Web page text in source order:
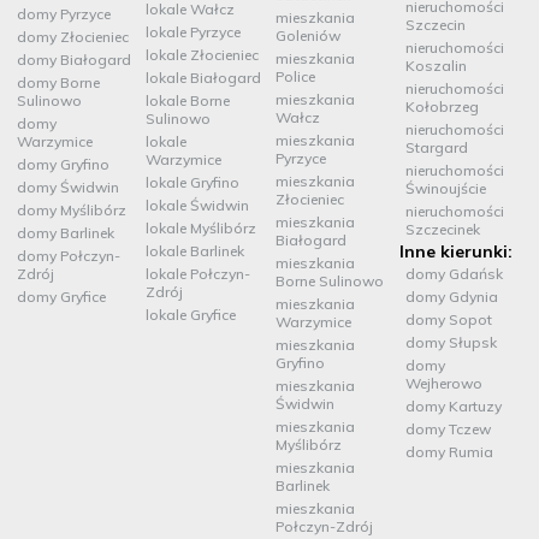
domy Pyrzyce
domy Złocieniec
domy Białogard
domy Borne
Sulinowo
domy
Warzymice
domy Gryfino
domy Świdwin
domy Myślibórz
domy Barlinek
domy Połczyn-
Zdrój
domy Gryfice
lokale Wałcz
lokale Pyrzyce
lokale Złocieniec
lokale Białogard
lokale Borne
Sulinowo
lokale
Warzymice
lokale Gryfino
lokale Świdwin
lokale Myślibórz
lokale Barlinek
lokale Połczyn-
Zdrój
lokale Gryfice
mieszkania
Goleniów
mieszkania
Police
mieszkania
Wałcz
mieszkania
Pyrzyce
mieszkania
Złocieniec
mieszkania
Białogard
mieszkania
Borne Sulinowo
mieszkania
Warzymice
mieszkania
Gryfino
mieszkania
Świdwin
mieszkania
Myślibórz
mieszkania
Barlinek
mieszkania
Połczyn-Zdrój
nieruchomości
Szczecin
nieruchomości
Koszalin
nieruchomości
Kołobrzeg
nieruchomości
Stargard
nieruchomości
Świnoujście
nieruchomości
Szczecinek
Inne kierunki:
domy Gdańsk
domy Gdynia
domy Sopot
domy Słupsk
domy
Wejherowo
domy Kartuzy
domy Tczew
domy Rumia